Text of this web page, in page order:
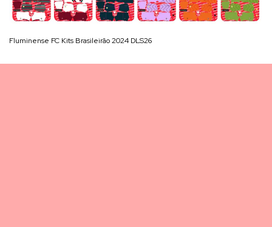
Fluminense FC Kits Brasileirão 2024 DLS26